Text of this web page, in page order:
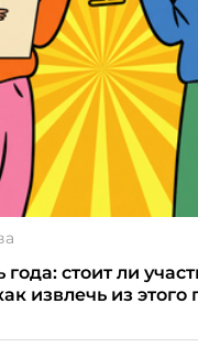
стоит ли
извлечь из этого